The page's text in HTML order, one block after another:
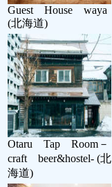
Guest House waya
(北海道)
Otaru Tap Room－
craft beer&hostel- (北
海道)